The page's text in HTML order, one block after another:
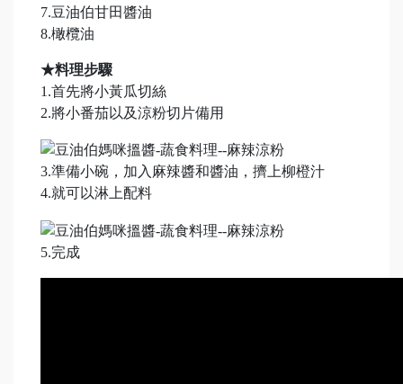
7.豆油伯甘田醬油
8.橄欖油
★料理步驟
1.首先將小黃瓜切絲
2.將小番茄以及涼粉切片備用
3.準備小碗，加入麻辣醬和醬油，擠上柳橙汁
4.就可以淋上配料
5.完成